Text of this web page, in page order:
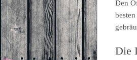
Den
Die